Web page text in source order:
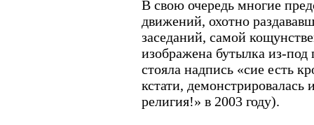
В свою очередь многие
движений, охотно
заседаний, самой
изображена бутылка из-
стояла надпись «сие есть
кстати,
религия!» в 2003 году).